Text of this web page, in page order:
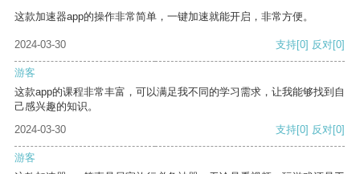
这款加速器app的操作非常简单，一键加速就能开启，非常方便。
2024-03-30 支持[0] 反对[0]
游客
这款app的课程非常丰富，可以满足我不同的学习需求，让我能够找到自
己感兴趣的知识。
2024-03-30
支持[0] 反对[0]
游客